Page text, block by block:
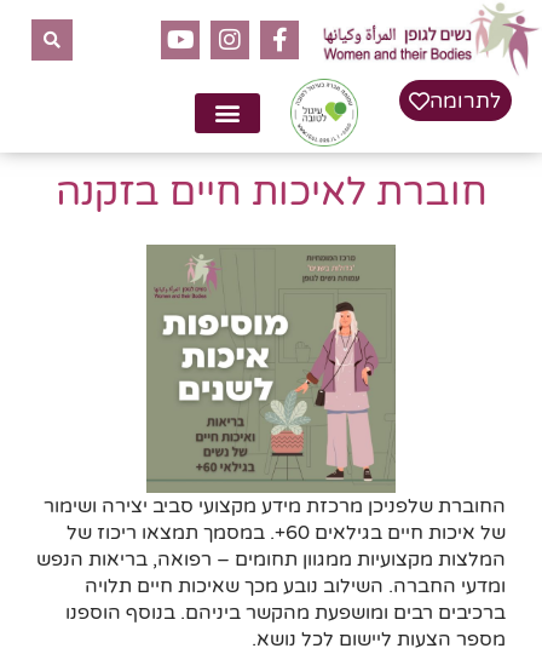
לתוכן
לתרומה
חוברת לאיכות חיים בזקנה
החוברת שלפניכן מרכזת מידע מקצועי סביב יצירה ושימור
של איכות חיים בגילאים 60+. במסמך תמצאו ריכוז של
המלצות מקצועיות ממגוון תחומים – רפואה, בריאות הנפש
ומדעי החברה. השילוב נובע מכך שאיכות חיים תלויה
ברכיבים רבים ומושפעת מהקשר ביניהם. בנוסף הוספנו
מספר הצעות ליישום לכל נושא.